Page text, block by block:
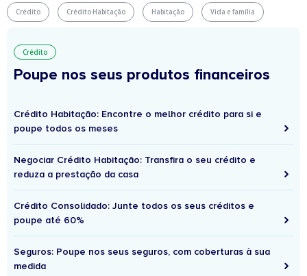
Crédito Crédito Habitação Habitação Vida e família
Crédito
Poupe nos seus produtos financeiros
Crédito Habitação: Encontre o melhor crédito para si e
poupe todos os meses
Negociar Crédito Habitação: Transfira o seu crédito e
reduza a prestação da casa
Crédito Consolidado: Junte todos os seus créditos e
poupe até 60%
Seguros: Poupe nos seus seguros, com coberturas à sua
medida